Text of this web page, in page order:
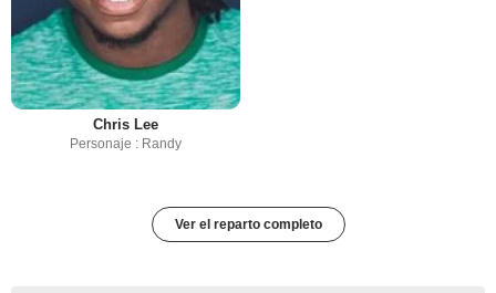
Chris Lee
Personaje : Randy
Ver el reparto completo